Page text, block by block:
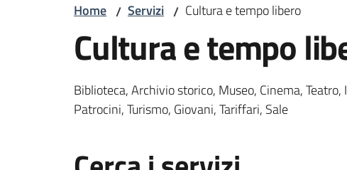
Home / Servizi / Cultura e tempo libero
Cultura e tempo
Biblioteca, Archivio storico, Museo, Cinema,
Patrocini, Turismo, Giovani, Tariffari, Sale